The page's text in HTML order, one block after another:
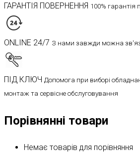
ГАРАНТІЯ ПОВЕРНЕННЯ 100% гарантія
ONLINE 24/7 З нами завжди можна
ПІД КЛЮЧ Допомога при виборі
монтаж та сервісне обслуговування
Порівнянні товари
Немає товарів для порівняння